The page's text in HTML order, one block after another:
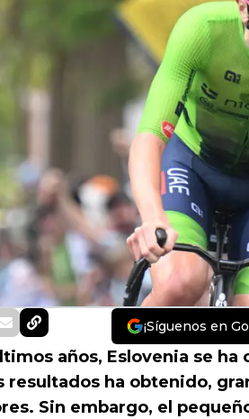
¡Síguenos en
años, Eslovenia se
resultados ha obtenido,
Sin embargo, el